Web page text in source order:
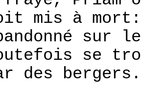
mis à
sur
se
des bergers.